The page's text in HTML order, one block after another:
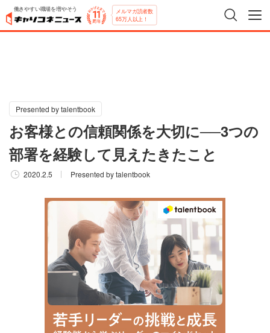
働きやすい職場を増やそう メルマガ読者数
65万人以上！
Presented by talentbook
お客様との信頼関係を大切に──3つの
部署を経験して見えたきたこと
2020.2.5 Presented by talentbook